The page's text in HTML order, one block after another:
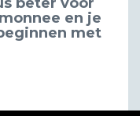
en je
met